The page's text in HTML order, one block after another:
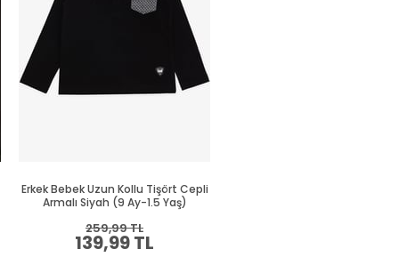
Erkek Bebek Uzun Kollu Tişört Cepli
Armalı Siyah (9 Ay-1.5 Yaş)
139,99 TL
259,99 TL